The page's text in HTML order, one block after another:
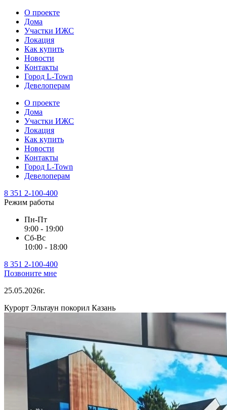
О проекте
Дома
Участки ИЖС
Локация
Как купить
Новости
Контакты
Город L-Town
Девелоперам
О проекте
Дома
Участки ИЖС
Локация
Как купить
Новости
Контакты
Город L-Town
Девелоперам
8 351 2-100-400
Режим работы
Пн-Пт
9:00 - 19:00
Сб-Вс
10:00 - 18:00
8 351 2-100-400
Позвоните мне
25.05.2026г.
Курорт Эльтаун покорил Казань